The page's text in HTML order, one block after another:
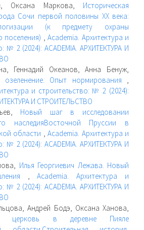
Оксана Маркова, Историческая
Сочи первой половины XX века:
(к предмету охраны
поселения) ,Academia. Архитектура и
№ 2 (2024): ACADEMIA. АРХИТЕКТУРА И
Геннадий Океанов, Анна Бенуж,
озеленение. Опыт нормирования ,
и строительство: № 2 (2024):
И СТРОИТЕЛЬСТВО
Новый шаг в исследовании
наследияВосточной Пруссии в
области ,Academia. Архитектура и
№ 2 (2024): ACADEMIA. АРХИТЕКТУРА И
Илья Георгиевич Лежава. Новый
,Academia. Архитектура и
№ 2 (2024): ACADEMIA. АРХИТЕКТУРА И
Андрей Бодэ, Оксана Ханова,
церковь в деревне Пияле